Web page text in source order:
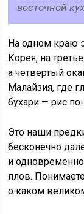
восточной
На одном краю
Корея, на
а четвертый
Малайзия, где
бухари — рис
Это наши
бесконечно
и
плов.
о каком